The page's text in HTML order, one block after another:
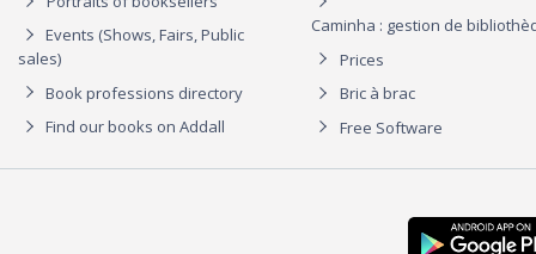
Events (Shows, Fairs, Public
sales)
Book professions directory
Find our books on Addall
Caminha : gestion de
Prices
Bric à brac
Free Software